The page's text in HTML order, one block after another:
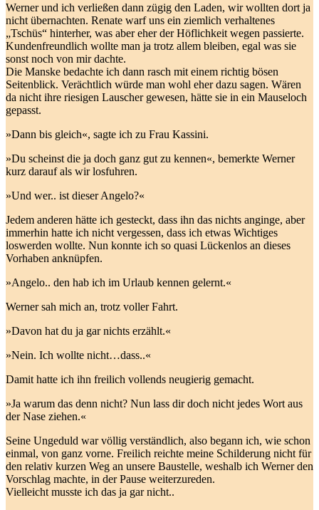
Werner und ich verließen dann zügig den Laden, wir wollten dort ja
nicht übernachten. Renate warf uns ein ziemlich verhaltenes
„Tschüs“ hinterher, was aber eher der Höflichkeit wegen passierte.
Kundenfreundlich wollte man ja trotz allem bleiben, egal was sie
sonst noch von mir dachte.
Die Manske bedachte ich dann rasch mit einem richtig bösen
Seitenblick. Verächtlich würde man wohl eher dazu sagen. Wären
da nicht ihre riesigen Lauscher gewesen, hätte sie in ein Mauseloch
gepasst.
»Dann bis gleich«, sagte ich zu Frau Kassini.
»Du scheinst die ja doch ganz gut zu kennen«, bemerkte Werner
kurz darauf als wir losfuhren.
»Und wer.. ist dieser Angelo?«
Jedem anderen hätte ich gesteckt, dass ihn das nichts anginge, aber
immerhin hatte ich nicht vergessen, dass ich etwas Wichtiges
loswerden wollte. Nun konnte ich so quasi Lückenlos an dieses
Vorhaben anknüpfen.
»Angelo.. den hab ich im Urlaub kennen gelernt.«
Werner sah mich an, trotz voller Fahrt.
»Davon hat du ja gar nichts erzählt.«
»Nein. Ich wollte nicht…dass..«
Damit hatte ich ihn freilich vollends neugierig gemacht.
»Ja warum das denn nicht? Nun lass dir doch nicht jedes Wort aus
der Nase ziehen.«
Seine Ungeduld war völlig verständlich, also begann ich, wie schon
einmal, von ganz vorne. Freilich reichte meine Schilderung nicht für
den relativ kurzen Weg an unsere Baustelle, weshalb ich Werner den
Vorschlag machte, in der Pause weiterzureden.
Vielleicht musste ich das ja gar nicht..